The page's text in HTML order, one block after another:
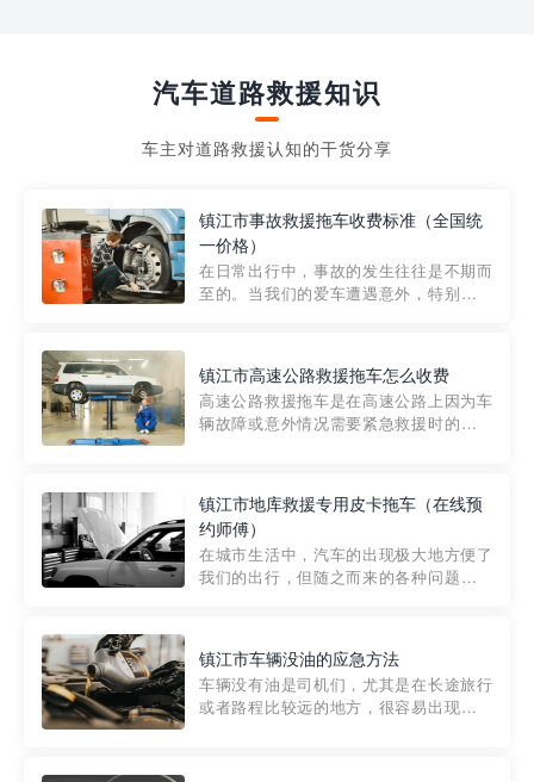
汽车道路救援知识
车主对道路救援认知的干货分享
镇江市事故救援拖车收费标准（全国统
一价格）
在日常出行中，事故的发生往往是不期而
至的。当我们的爱车遭遇意外，特别是在
细解析一下市区事故救援拖车的收费标
准，以及在选用拖车服务时应注...
镇江市高速公路救援拖车怎么收费
高速公路救援拖车是在高速公路上因为车
辆故障或意外情况需要紧急救援时的必备
路救援拖车的收费标准是由当地交通管理
部门制定的。起步价通...
镇江市地库救援专用皮卡拖车（在线预
约师傅）
在城市生活中，汽车的出现极大地方便了
我们的出行，但随之而来的各种问题也让
紧急情况下，我们需要一种高效可靠的救
援方式。而这时，地库救援专...
镇江市车辆没油的应急方法
车辆没有油是司机们，尤其是在长途旅行
或者路程比较远的地方，很容易出现这种